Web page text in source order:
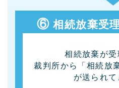
⑥ 相続放棄受
相続放棄が受
裁判所から「相続放
が送られて